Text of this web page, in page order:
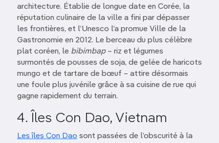
architecture. Établie de longue date en Corée, la
réputation culinaire de la ville a fini par dépasser
les frontières, et l’Unesco l’a promue Ville de la
Gastronomie en 2012. Le berceau du plus célèbre
plat coréen, le bibimbap– riz et légumes
surmontés de pousses de soja, de gelée de haricots
mungo et de tartare de bœuf – attire désormais
une foule plus juvénile grâce à sa cuisine de rue qui
gagne rapidement du terrain.
4. Îles Con Dao, Vietnam
Les îles Con Dao sont passées de l’obscurité à la